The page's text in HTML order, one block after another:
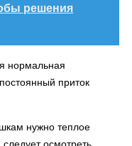
решения
нормальная
приток
нужно теплое
осмотреть